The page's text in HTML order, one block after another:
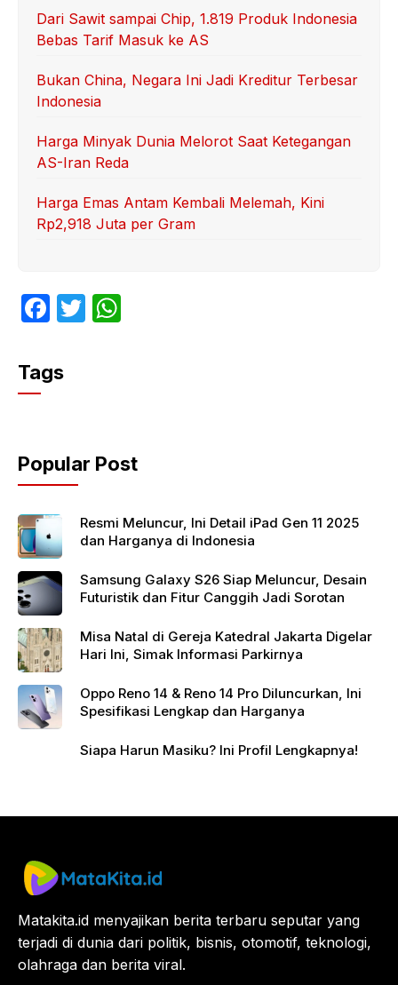
Dari Sawit sampai Chip, 1.819 Produk Indonesia
Bebas Tarif Masuk ke AS
Bukan China, Negara Ini Jadi Kreditur Terbesar
Indonesia
Harga Minyak Dunia Melorot Saat Ketegangan
AS-Iran Reda
Harga Emas Antam Kembali Melemah, Kini
Rp2,918 Juta per Gram
F
c
e
o
o
k
T
p
p
Tags
Popular Post
Resmi Meluncur, Ini Detail iPad Gen 11 2025
dan Harganya di Indonesia
Samsung Galaxy S26 Siap Meluncur, Desain
Futuristik dan Fitur Canggih Jadi Sorotan
Misa Natal di Gereja Katedral Jakarta Digelar
Hari Ini, Simak Informasi Parkirnya
Oppo Reno 14 & Reno 14 Pro Diluncurkan, Ini
Spesifikasi Lengkap dan Harganya
Siapa Harun Masiku? Ini Profil Lengkapnya!
Matakita.id menyajikan berita terbaru seputar yang
terjadi di dunia dari politik, bisnis, otomotif, teknologi,
olahraga dan berita viral.